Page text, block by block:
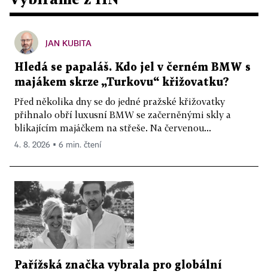
JAN KUBITA
Hledá se papaláš. Kdo jel v černém BMW s
majákem skrze „Turkovu“ křižovatku?
Před několika dny se do jedné pražské křižovatky
přihnalo obří luxusní BMW se začerněnými skly a
blikajícím majáčkem na střeše. Na červenou...
4. 8. 2026 ▪ 6 min. čtení
Pařížská značka vybrala pro globální